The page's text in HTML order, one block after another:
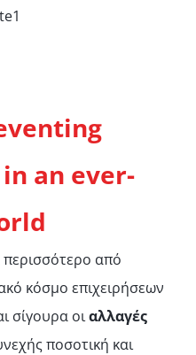
an ever-
περισσότερο από
κόσμο επιχειρήσεων
σίγουρα οιαλλαγές
ποσοτική και